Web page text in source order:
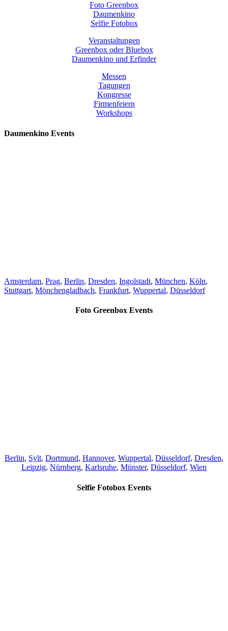
Foto Greenbox
Daumenkino
Selfie Fotobox
Veranstaltungen
Greenbox oder Bluebox
Daumenkino und Erfinder
Messen
Tagungen
Kongresse
Firmenfeiern
Workshops
Daumenkino Events
Amsterdam, Prag, Berlin, Dresden, Ingolstadt, München, Köln,
Stuttgart, Mönchengladbach, Frankfurt, Wuppertal, Düsseldorf
Foto Greenbox Events
Berlin, Sylt, Dortmund, Hannover, Wuppertal, Düsseldorf, Dresden,
Leipzig, Nürnberg, Karlsruhe, Münster, Düsseldorf, Wien
Selfie Fotobox Events